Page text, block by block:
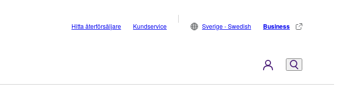
Hitta återförsäljare Kundservice Sverige - Swedish Business